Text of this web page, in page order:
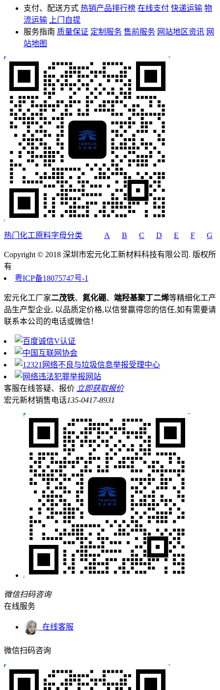
支付、配送方式 热销产品排行榜 在线支付 快递运输 物
流运输
上门自提
服务指南 质量保证 定制服务 售前服务 网站地区资讯 网
站地图
热门化工原料字母分类 A B C D E F G
Copyright © 2018 深圳市宏元化工新材料科技有限公司. 版权所
有
粤ICP备18075747号-1
宏元化工厂家二茂铁、 氮化硼、 端羟基聚丁二烯等精细化工产
品生产型企业, 以品质定价格,以信誉赢得您的信任,如有需要请
联系本公司的电话或微信！
客服在线答疑、报价 立即获取报价
宏元新材销售电话135-0417-8931
微信扫码咨询
在线服务
在线客服
微信扫码咨询